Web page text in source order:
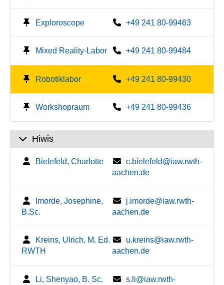
Exploroscope +49 241 80-99463
Mixed Reality-Labor +49 241 80-99484
Robotiklabor +49 241 80-99430
Workshopraum +49 241 80-99436
Hiwis
Bielefeld, Charlotte
c.bielefeld@iaw.rwth-
aachen.de
Imorde, Josephine,
B.Sc.
j.imorde@iaw.rwth-
aachen.de
Kreins, Ulrich, M. Ed.
RWTH
u.kreins@iaw.rwth-
aachen.de
Li, Shenyao, B. Sc.
s.li@iaw.rwth-